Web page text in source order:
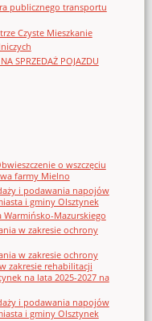
publicznego transportu
Czyste Mieszkanie
SPRZEDAŻ POJAZDU
o wszczęciu
farmy Mielno
i podawania napojów
i gminy Olsztynek
Warmińsko-Mazurskiego
w zakresie ochrony
w zakresie ochrony
zakresie rehabilitacji
na lata 2025-2027 na
i podawania napojów
i gminy Olsztynek